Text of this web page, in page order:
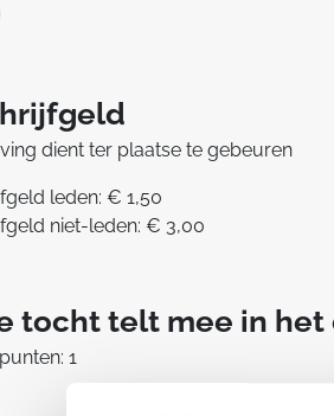
dient ter plaatse te gebeuren
leden: € 1,50
niet-leden: € 3,00
tocht telt mee in
1